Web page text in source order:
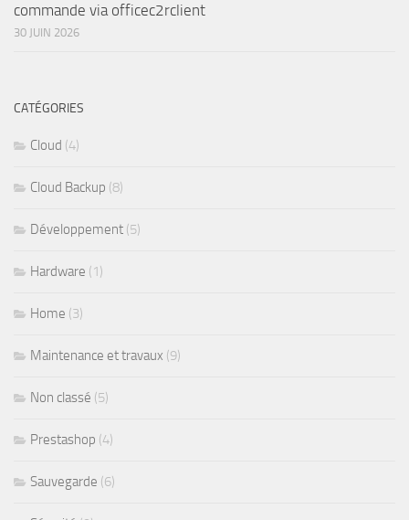
commande via officec2rclient
30 JUIN 2026
CATÉGORIES
Cloud (4)
Cloud Backup (8)
Développement (5)
Hardware (1)
Home (3)
Maintenance et travaux (9)
Non classé (5)
Prestashop (4)
Sauvegarde (6)